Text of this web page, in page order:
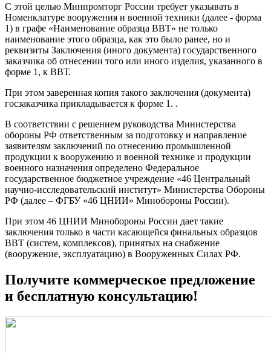
С этой целью Минпромторг России требует указывать в
Номенклатуре вооружения и военной техники (далее - форма
1) в графе «Наименование образца ВВТ» не только
наименование этого образца, как это было ранее, но и
реквизиты Заключения (иного документа) государственного
заказчика об отнесении того или иного изделия, указанного в
форме 1, к ВВТ.
При этом заверенная копия такого заключения (документа)
госзаказчика прикладывается к форме 1. .
В соответствии с решением руководства Министерства
обороны РФ ответственным за подготовку и направление
заявителям заключений по отнесению промышленной
продукции к вооружению и военной технике и продукции
военного назначения определено Федеральное
государственное бюджетное учреждение «46 Центральный
научно-исследовательский институт» Министерства Обороны
РФ (далее – ФГБУ «46 ЦНИИ» Минобороны России).
При этом 46 ЦНИИ Минобороны России дает такие
заключения только в части касающейся финальных образцов
ВВТ (систем, комплексов), принятых на снабжение
(вооружение, эксплуатацию) в Вооруженных Силах РФ.
Получите коммерческое предложение
и бесплатную консультацию!